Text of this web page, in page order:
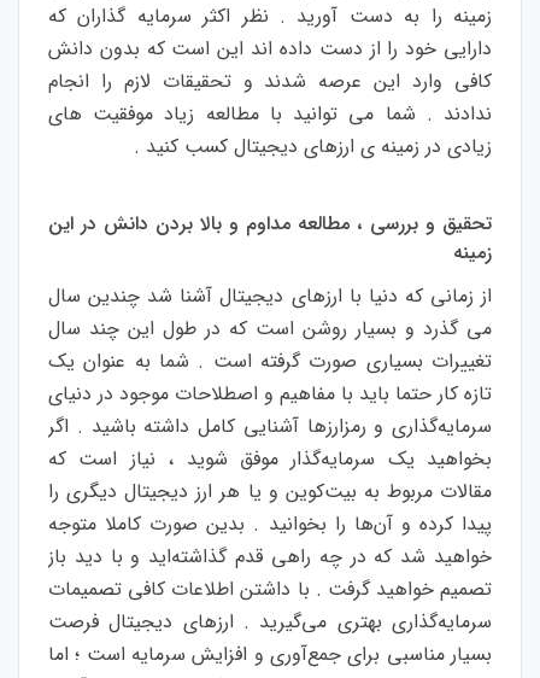
زمینه را به دست آورید . نظر اکثر سرمایه گذاران که
دارایی خود را از دست داده اند این است که بدون دانش
کافی وارد این عرصه شدند و تحقیقات لازم را انجام
ندادند . شما می توانید با مطالعه زیاد موفقیت های
زیادی در زمینه ی ارزهای دیجیتال کسب کنید .
تحقیق و بررسی ، مطالعه مداوم و بالا بردن دانش در این
زمینه
از زمانی که دنیا با ارزهای دیجیتال آشنا شد چندین سال
می گذرد و بسیار روشن است که در طول این چند سال
تغییرات بسیاری صورت گرفته است . شما به عنوان یک
تازه کار حتما باید با مفاهیم و اصطلاحات موجود در دنیای
سرمایه‌گذاری و رمزارزها آشنایی کامل داشته باشید . اگر
بخواهید یک سرمایه‌گذار موفق شوید ، نیاز است که
مقالات مربوط به بیت‌کوین و یا هر ارز دیجیتال دیگری را
پیدا کرده و آن‌ها را بخوانید . بدین صورت کاملا متوجه
خواهید شد که در چه راهی قدم گذاشته‌اید و با دید باز
تصمیم خواهید گرفت . با داشتن اطلاعات کافی تصمیمات
سرمایه‌گذاری بهتری می‌گیرید . ارزهای دیجیتال فرصت
بسیار مناسبی برای جمع‌آوری و افزایش سرمایه است ؛ اما